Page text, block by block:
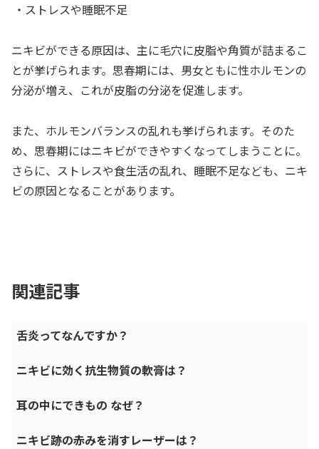
・ストレスや睡眠不足
ニキビができる原因は、主に毛穴に皮脂や角質が詰まるこ
とが挙げられます。思春期には、男女ともに性ホルモンの
分泌が増え、これが皮脂の分泌を促進します。
また、ホルモンバランスの乱れも挙げられます。そのた
め、思春期にはニキビができやすくなってしまうことに。
さらに、ストレスや食生活の乱れ、睡眠不足なども、ニキ
ビの原因となることがあります。
関連記事
舌炎ってなんですか？
ニキビに効く抗生物質の軟膏は？
耳の中にできもの なぜ？
ニキビ跡の赤みを消すレーザーは？